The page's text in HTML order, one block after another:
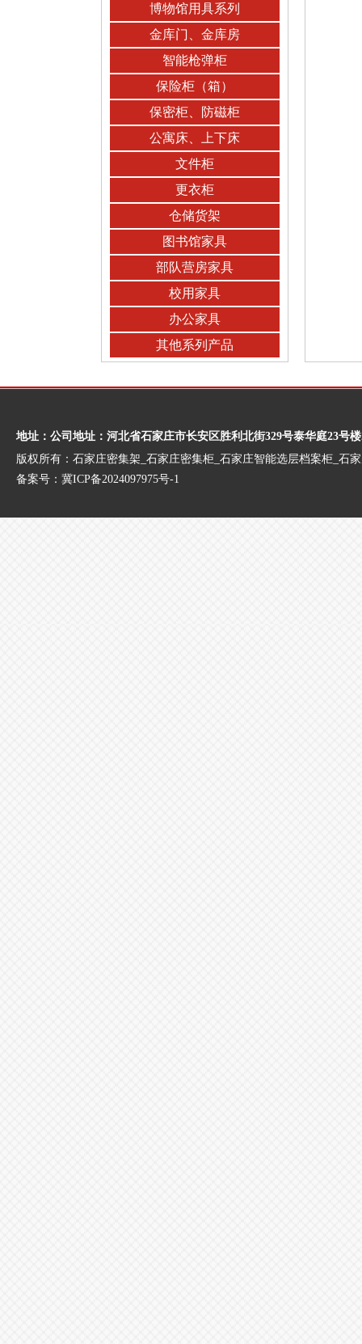
博物馆用具系列
金库门、金库房
智能枪弹柜
保险柜（箱）
保密柜、防磁柜
公寓床、上下床
文件柜
更衣柜
仓储货架
图书馆家具
部队营房家具
校用家具
办公家具
其他系列产品
地址：公司地址：河北省石家庄市长安区胜利北街329号泰华庭23号
版权所有：石家庄密集架_石家庄密集柜_石家庄智能选层档案柜_石
备案号： 冀ICP备2024097975号-1